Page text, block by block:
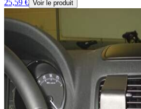
25,59 € Voir le produit